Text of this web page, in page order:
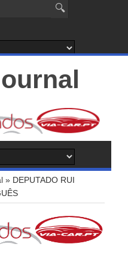
» DEPUTADO RUI